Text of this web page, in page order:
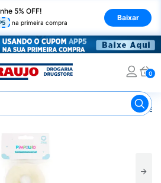
5% OFF!
na primeira compra
Baixar
0